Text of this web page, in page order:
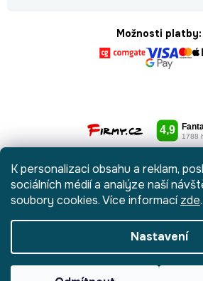
K personalizaci obsahu a reklam,
sociálních médií a analýze naší
soubory cookies. Více informacízde.
Nastavení
Možnosti platby: